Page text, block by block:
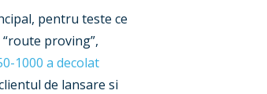
pentru teste ce
proving”,
1000 a decolat
de lansare si